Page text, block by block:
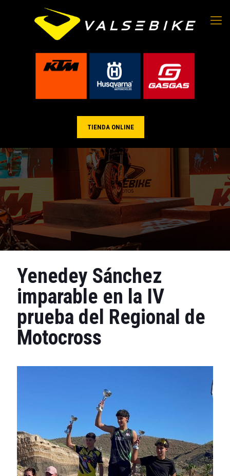
TIENDA ONLINE
Yenedey Sánchez
imparable en la IV
prueba del Regional de
Motocross